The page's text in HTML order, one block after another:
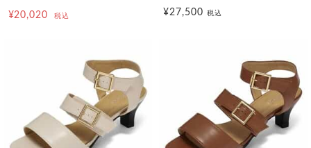
¥20,020 税込 ¥27,500 税込